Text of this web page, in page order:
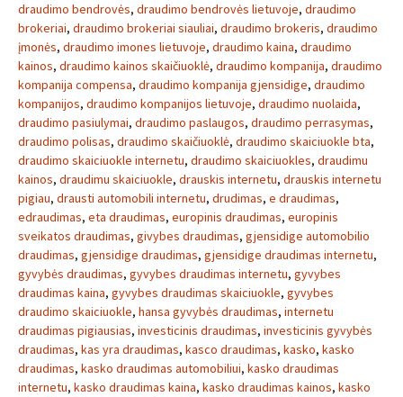
draudimo bendrovės, draudimo bendrovės lietuvoje, draudimo
brokeriai, draudimo brokeriai siauliai, draudimo brokeris, draudimo
įmonės, draudimo imones lietuvoje, draudimo kaina, draudimo
kainos, draudimo kainos skaičiuoklė, draudimo kompanija, draudimo
kompanija compensa, draudimo kompanija gjensidige, draudimo
kompanijos, draudimo kompanijos lietuvoje, draudimo nuolaida,
draudimo pasiulymai, draudimo paslaugos, draudimo perrasymas,
draudimo polisas, draudimo skaičiuoklė, draudimo skaiciuokle bta,
draudimo skaiciuokle internetu, draudimo skaiciuokles, draudimu
kainos, draudimu skaiciuokle, drauskis internetu, drauskis internetu
pigiau, drausti automobili internetu, drudimas, e draudimas,
edraudimas, eta draudimas, europinis draudimas, europinis
sveikatos draudimas, givybes draudimas, gjensidige automobilio
draudimas, gjensidige draudimas, gjensidige draudimas internetu,
gyvybės draudimas, gyvybes draudimas internetu, gyvybes
draudimas kaina, gyvybes draudimas skaiciuokle, gyvybes
draudimo skaiciuokle, hansa gyvybės draudimas, internetu
draudimas pigiausias, investicinis draudimas, investicinis gyvybės
draudimas, kas yra draudimas, kasco draudimas, kasko, kasko
draudimas, kasko draudimas automobiliui, kasko draudimas
internetu, kasko draudimas kaina, kasko draudimas kainos, kasko